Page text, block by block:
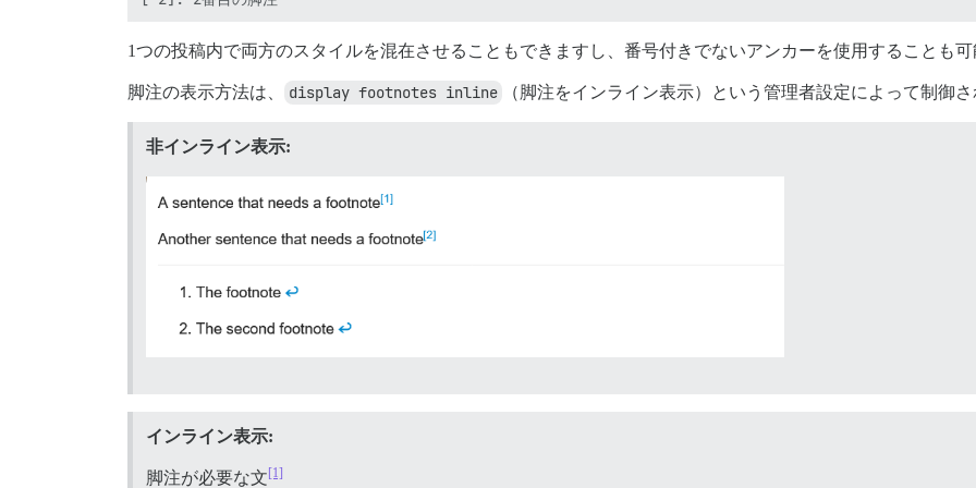
1つの投稿内で両方のスタイルを混在させることもできますし、番号付きでないアンカーを使用することも可
脚注の表示方法は、 display footnotes inline （脚注をインライン表示）という管理者設定によって制御さ
非インライン表示:
インライン表示:
脚注が必要な文[1]